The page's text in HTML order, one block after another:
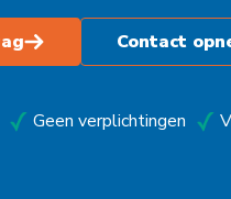
Contact
Geen verplichtingen